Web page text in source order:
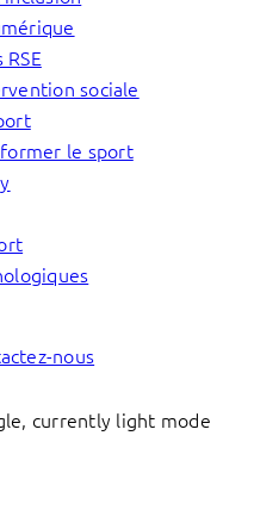
sociale
le sport
nous
currently light mode